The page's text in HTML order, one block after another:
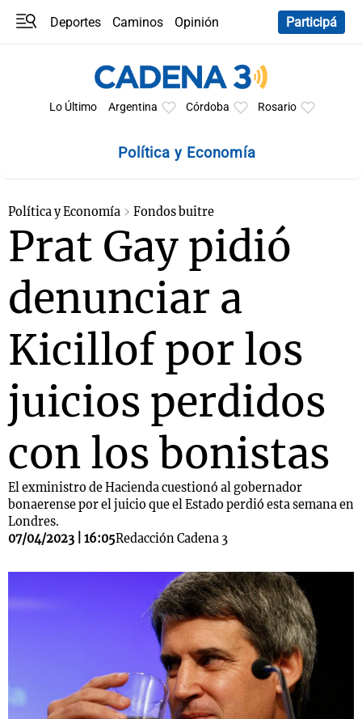
Deportes Caminos
Opinión
Participá
Lo Último Argentina Córdoba Rosario
Política y Economía
Política y Economía Fondos buitre
Prat Gay pidió
denunciar a
Kicillof por los
juicios perdidos
con los bonistas
El exministro de Hacienda cuestionó al gobernador
bonaerense por el juicio que el Estado perdió esta semana en
Londres.
07/04/2023 | 16:05Redacción Cadena 3